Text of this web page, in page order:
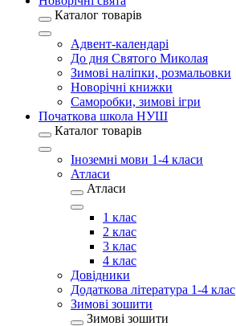
Каталог товарів
Адвент-календарі
До дня Святого Миколая
Зимові наліпки, розмальовки
Новорічні книжки
Саморобки, зимові ігри
Початкова школа НУШ
Каталог товарів
Іноземні мови 1-4 класи
Атласи
Атласи
1 клас
2 клас
3 клас
4 клас
Довідники
Додаткова література 1-4 клас
Зимові зошити
Зимові зошити